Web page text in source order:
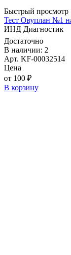
Быстрый просмотр
Тест Овуплан №1
ИНД Диагностик
Достаточно
В наличии: 2
Арт. KF-00032514
Цена
от 100 ₽
В корзину